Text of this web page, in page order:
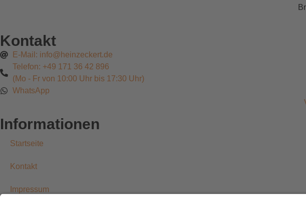
Kontakt
E-Mail: info@heinzeckert.de
Telefon: +49 171 36 42 896
(Mo - Fr von 10:00 Uhr bis 17:30 Uhr)
WhatsApp
Informationen
Startseite
Kontakt
Impressum